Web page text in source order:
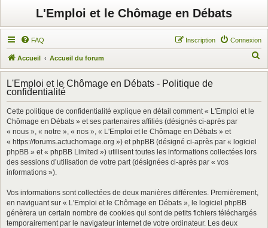
L'Emploi et le Chômage en Débats
FAQ Connexion
Inscription
Accueil Accueil du forum
e
h
L'Emploi et le Chômage en Débats - Politique de
confidentialité
Cette politique de confidentialité explique en détail comment « L'Emploi et le
Chômage en Débats » et ses partenaires affiliés (désignés ci-après par
« nous », « notre », « nos », « L'Emploi et le Chômage en Débats » et
« https://forums.actuchomage.org ») et phpBB (désigné ci-après par « logiciel
phpBB » et « phpBB Limited ») utilisent toutes les informations collectées lors
des sessions d’utilisation de votre part (désignées ci-après par « vos
informations »).
Vos informations sont collectées de deux manières différentes. Premièrement,
en naviguant sur « L'Emploi et le Chômage en Débats », le logiciel phpBB
génèrera un certain nombre de cookies qui sont de petits fichiers téléchargés
temporairement par le navigateur internet de votre ordinateur. Les deux